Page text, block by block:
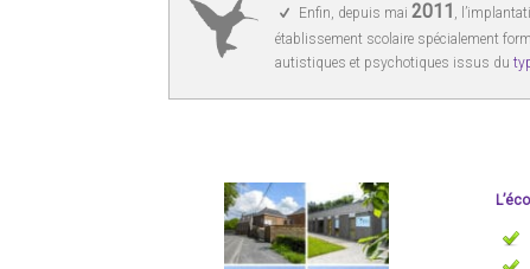
Enfin, depuis mai 2011 ,
établissement scolaire spécialement
autistiques et psychotiques issus du